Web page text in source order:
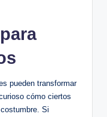
pueden transformar
cómo ciertos
Si